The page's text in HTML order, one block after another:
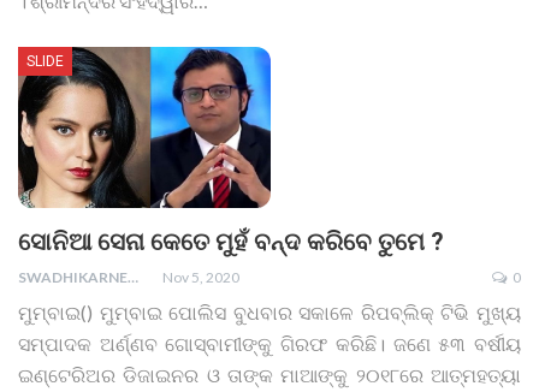
SLIDE
ସୋନିଆ ସେନା କେତେ ମୁହଁ ବନ୍ଦ କରିବେ ତୁମେ ?
SWADHIKARNEWS Nov 5, 2020 0
ମୁମ୍ବାଇ() ମୁମ୍ବାଇ ପୋଲିସ ବୁଧବାର ସକାଳେ ରିପବ୍ଲିକ୍‌ ଟିଭି ମୁଖ୍ୟ
ସମ୍ପାଦକ ଅର୍ଣ୍ଣବ ଗୋସ୍ବାମୀଙ୍କୁ ଗିରଫ କରିଛି। ଜଣେ ୫୩ ବର୍ଷୀୟ
ଇଣ୍ଟେରିଅର ଡିଜାଇନର ଓ ତାଙ୍କ ମାଆଙ୍କୁ ୨୦୧୮ରେ ଆତ୍ମହତ୍ୟା